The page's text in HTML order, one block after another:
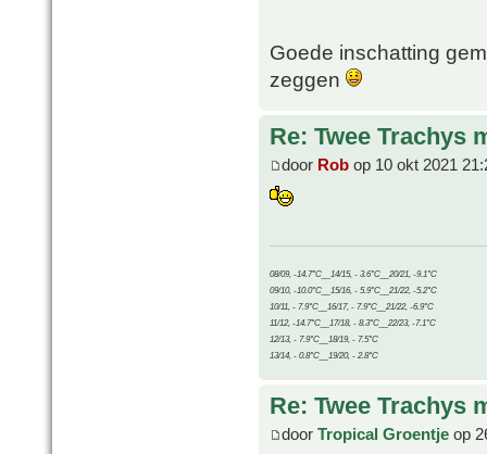
Goede inschatting
zeggen
Re: Twee Trachys
door Rob op 10 okt 2021
08/09, -14.7°C__14/15, - 3.6°C__20/21, -9.1°C
09/10, -10.0°C__15/16, - 5.9°C__21/22, -5.2°C
10/11, - 7.9°C__16/17, - 7.9°C__21/22, -6.9°C
11/12, -14.7°C__17/18, - 8.3°C__22/23, -7.1°C
12/13, - 7.9°C__18/19, - 7.5°C
13/14, - 0.8°C__19/20, - 2.8°C
Re: Twee Trachys
door Tropical Groentje op